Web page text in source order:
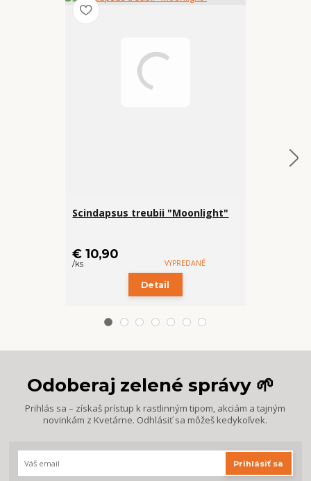
Scindapsus treubii "Moonlight"
€ 10,90
/ks VYPREDANÉ
Detail
Odoberaj zelené správy 🌱
Prihlás sa – získaš prístup k rastlinným tipom, akciám a tajným
novinkám z Kvetárne. Odhlásiť sa môžeš kedykoľvek.
Prihlásiť sa